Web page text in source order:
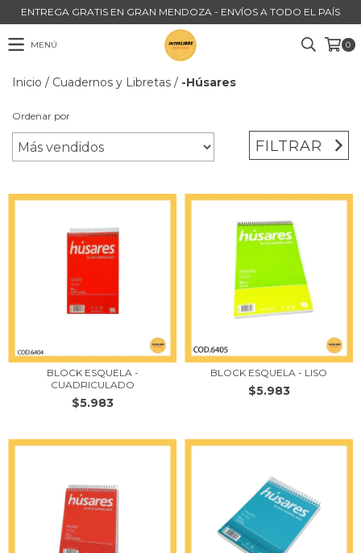
ENTREGA GRATIS EN GRAN MENDOZA - ENVÍOS A TODO EL PAÍS
MENÚ 0
Inicio / Cuadernos y Libretas / -Húsares
Ordenar por
FILTRAR
BLOCK ESQUELA -
CUADRICULADO
$5.983
BLOCK ESQUELA - LISO
$5.983